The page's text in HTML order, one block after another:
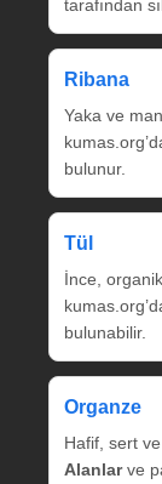
tarafından
Ribana
Yaka ve
bulunur.
Tül
İnce,
bulunabilir.
Organze
Hafif, sert
Alanlarve